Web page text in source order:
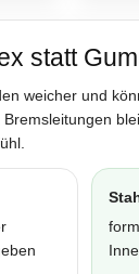
statt
weicher und